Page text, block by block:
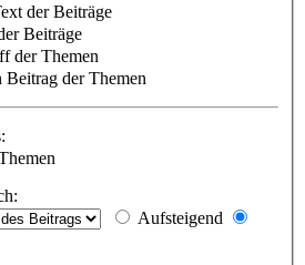
der Beiträge
Beiträge
der Themen
Beitrag der Themen
Aufsteigend